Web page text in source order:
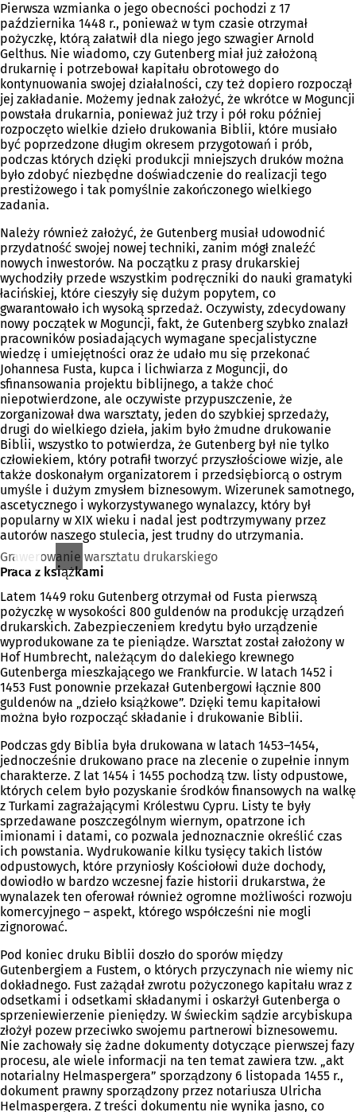
Pierwsza wzmianka o jego obecności pochodzi z 17
października 1448 r., ponieważ w tym czasie otrzymał
pożyczkę, którą załatwił dla niego jego szwagier Arnold
Gelthus. Nie wiadomo, czy Gutenberg miał już założoną
drukarnię i potrzebował kapitału obrotowego do
kontynuowania swojej działalności, czy też dopiero rozpoczął
jej zakładanie. Możemy jednak założyć, że wkrótce w Moguncji
powstała drukarnia, ponieważ już trzy i pół roku później
rozpoczęto wielkie dzieło drukowania Biblii, które musiało
być poprzedzone długim okresem przygotowań i prób,
podczas których dzięki produkcji mniejszych druków można
było zdobyć niezbędne doświadczenie do realizacji tego
prestiżowego i tak pomyślnie zakończonego wielkiego
zadania.
Należy również założyć, że Gutenberg musiał udowodnić
przydatność swojej nowej techniki, zanim mógł znaleźć
nowych inwestorów. Na początku z prasy drukarskiej
wychodziły przede wszystkim podręczniki do nauki gramatyki
łacińskiej, które cieszyły się dużym popytem, co
gwarantowało ich wysoką sprzedaż. Oczywisty, zdecydowany
nowy początek w Moguncji, fakt, że Gutenberg szybko znalazł
pracowników posiadających wymagane specjalistyczne
wiedzę i umiejętności oraz że udało mu się przekonać
Johannesa Fusta, kupca i lichwiarza z Moguncji, do
sfinansowania projektu biblijnego, a także choć
niepotwierdzone, ale oczywiste przypuszczenie, że
zorganizował dwa warsztaty, jeden do szybkiej sprzedaży,
drugi do wielkiego dzieła, jakim było żmudne drukowanie
Biblii, wszystko to potwierdza, że Gutenberg był nie tylko
człowiekiem, który potrafił tworzyć przyszłościowe wizje, ale
także doskonałym organizatorem i przedsiębiorcą o ostrym
umyśle i dużym zmysłem biznesowym. Wizerunek samotnego,
ascetycznego i wykorzystywanego wynalazcy, który był
popularny w XIX wieku i nadal jest podtrzymywany przez
autorów naszego stulecia, jest trudny do utrzymania.
Grawerowanie warsztatu drukarskiego
Praca z książkami
Latem 1449 roku Gutenberg otrzymał od Fusta pierwszą
pożyczkę w wysokości 800 guldenów na produkcję urządzeń
drukarskich. Zabezpieczeniem kredytu było urządzenie
wyprodukowane za te pieniądze. Warsztat został założony w
Hof Humbrecht, należącym do dalekiego krewnego
Gutenberga mieszkającego we Frankfurcie. W latach 1452 i
1453 Fust ponownie przekazał Gutenbergowi łącznie 800
guldenów na „dzieło książkowe”. Dzięki temu kapitałowi
można było rozpocząć składanie i drukowanie Biblii.
Podczas gdy Biblia była drukowana w latach 1453–1454,
jednocześnie drukowano prace na zlecenie o zupełnie innym
charakterze. Z lat 1454 i 1455 pochodzą tzw. listy odpustowe,
których celem było pozyskanie środków finansowych na walkę
z Turkami zagrażającymi Królestwu Cypru. Listy te były
sprzedawane poszczególnym wiernym, opatrzone ich
imionami i datami, co pozwala jednoznacznie określić czas
ich powstania. Wydrukowanie kilku tysięcy takich listów
odpustowych, które przyniosły Kościołowi duże dochody,
dowiodło w bardzo wczesnej fazie historii drukarstwa, że
wynalazek ten oferował również ogromne możliwości rozwoju
komercyjnego – aspekt, którego współcześni nie mogli
zignorować.
Pod koniec druku Biblii doszło do sporów między
Gutenbergiem a Fustem, o których przyczynach nie wiemy nic
dokładnego. Fust zażądał zwrotu pożyczonego kapitału wraz z
odsetkami i odsetkami składanymi i oskarżył Gutenberga o
sprzeniewierzenie pieniędzy. W świeckim sądzie arcybiskupa
złożył pozew przeciwko swojemu partnerowi biznesowemu.
Nie zachowały się żadne dokumenty dotyczące pierwszej fazy
procesu, ale wiele informacji na ten temat zawiera tzw. „akt
notarialny Helmaspergera” sporządzony 6 listopada 1455 r.,
dokument prawny sporządzony przez notariusza Ulricha
Helmaspergera. Z treści dokumentu nie wynika jasno, co